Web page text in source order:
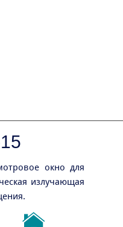
окно для
излучающая